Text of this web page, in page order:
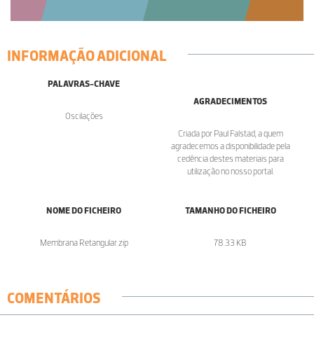
INFORMAÇÃO ADICIONAL
PALAVRAS-CHAVE
Oscilações
AGRADECIMENTOS
Criada por Paul Falstad, a quem
agradecemos a disponibilidade pela
cedência destes materiais para
utilização no nosso portal.
NOME DO FICHEIRO
Membrana Retangular.zip
TAMANHO DO FICHEIRO
78.33 KB
COMENTÁRIOS